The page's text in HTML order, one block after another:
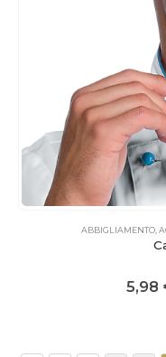
ABBIGLIAMENTO,
5,98